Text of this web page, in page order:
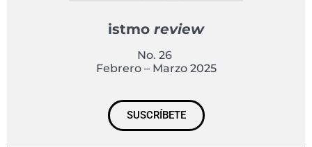
istmo review
No. 26
Febrero – Marzo 2025
SUSCRÍBETE